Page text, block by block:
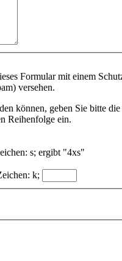
Formular mit einem
versehen.
können, geben Sie bitte die
Reihenfolge ein.
s; ergibt "4xs"
1. Zeichen: w; 2. Zeichen: k;